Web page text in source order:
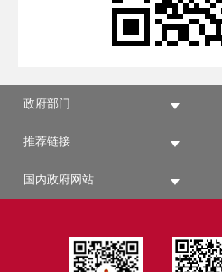
政府部门
推荐链接
国内政府网站